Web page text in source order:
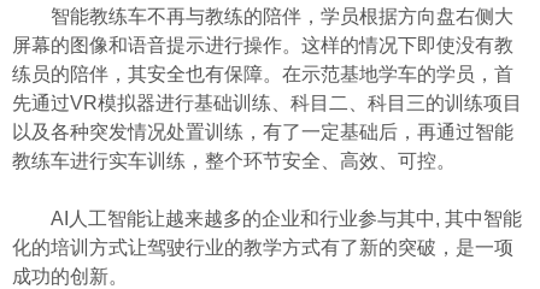
智能教练车不再与教练的陪伴，学员根据方向盘右侧大
屏幕的图像和语音提示进行操作。这样的情况下即使没有教
练员的陪伴，其安全也有保障。在示范基地学车的学员，首
先通过VR模拟器进行基础训练、科目二、科目三的训练项目
以及各种突发情况处置训练，有了一定基础后，再通过智能
教练车进行实车训练，整个环节安全、高效、可控。
AI人工智能让越来越多的企业和行业参与其中, 其中智能
化的培训方式让驾驶行业的教学方式有了新的突破，是一项
成功的创新。